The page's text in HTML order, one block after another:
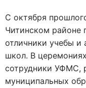
С октября
Читинском районе
отличники учебы
школ. В
сотрудники УФМС,
муниципальных